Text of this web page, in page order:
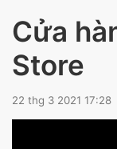
Cửa
Store
22 thg 3 2021 17:28